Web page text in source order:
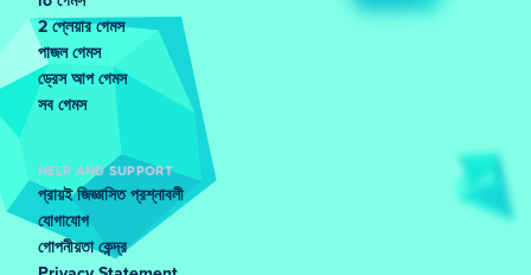
2 প্লেয়ার গেমস
পাজল গেমস
ড্রেস আপ গেমস
সব গেমস
HELP AND SUPPORT
প্রায়ই জিজ্ঞাসিত প্রশ্নাবলী
যোগাযোগ
গোপনীয়তা কেন্দ্র